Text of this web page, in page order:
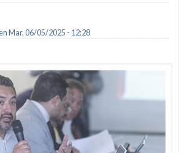
Mar, 06/05/2025 - 12:28